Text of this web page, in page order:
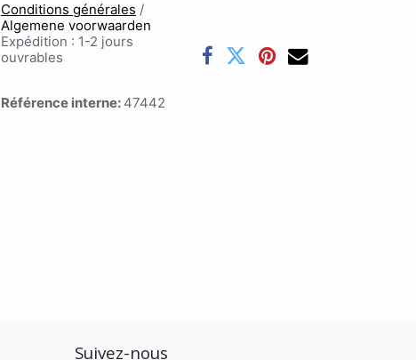
Conditions générales /
Algemene voorwaarden
Expédition : 1-2 jours
ouvrables
Référence interne: 47442
Suivez-nous